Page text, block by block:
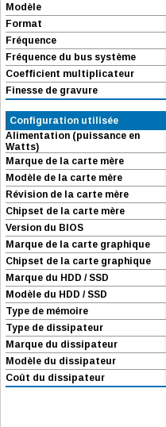
Modèle
Format
Fréquence
Fréquence du bus système
Coefficient multiplicateur
Finesse de gravure
Configuration utilisée
Alimentation (puissance en
Watts)
Marque de la carte mère
Modèle de la carte mère
Révision de la carte mère
Chipset de la carte mère
Version du BIOS
Marque de la carte graphique
Chipset de la carte graphique
Marque du HDD / SSD
Modèle du HDD / SSD
Type de mémoire
Type de dissipateur
Marque du dissipateur
Modèle du dissipateur
Coût du dissipateur